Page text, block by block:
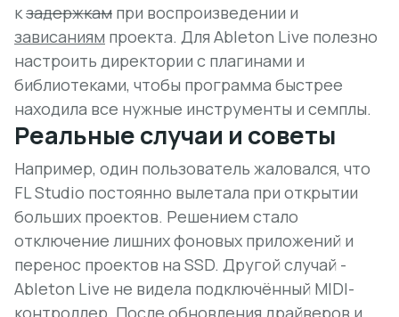
кзадержкам при воспроизведении и
зависаниям проекта. Для Ableton Live полезно
настроить директории с плагинами и
библиотеками, чтобы программа быстрее
находила все нужные инструменты и семплы.
Реальные случаи и советы
Например, один пользователь жаловался, что
FL Studio постоянно вылетала при открытии
больших проектов. Решением стало
отключение лишних фоновых приложений и
перенос проектов на SSD. Другой случай -
Ableton Live не видела подключённый MIDI-
контроллер. После обновления драйверов и